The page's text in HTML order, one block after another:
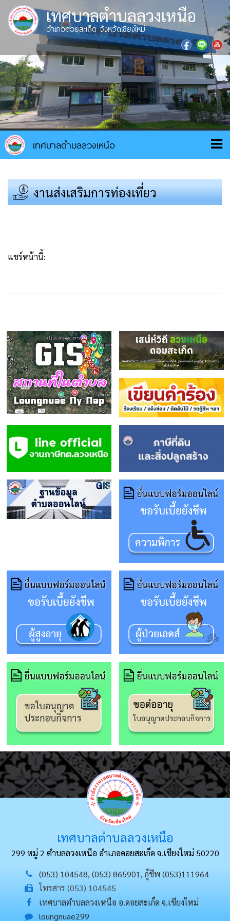
เทศบาลตำบลลวงเหนือ
อำเภอดอยสะเก็ด จังหวัดเชียงใหม่
งานส่งเสริมการท่องเที่ยว
แชร์หน้านี้:
เทศบาลตำบลลวงเหนือ
299 หมู่ 2 ตำบลลวงเหนือ อำเภอดอยสะเก็ด จ.เชียงใหม่ 50220
(053) 104548, (053) 865901, กู้ชีพ (053)111964
โทรสาร (053) 104545
เทศบาลตำบลลวงเหนือ อ.ดอยสะเก็ด จ.เชียงใหม่
loungnuae299